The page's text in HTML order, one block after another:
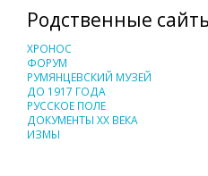
Родственные
ХРОНОС
ФОРУМ
РУМЯНЦЕВСКИЙ МУЗЕЙ
ДО 1917 ГОДА
РУССКОЕ ПОЛЕ
ДОКУМЕНТЫ XX ВЕКА
ИЗМЫ